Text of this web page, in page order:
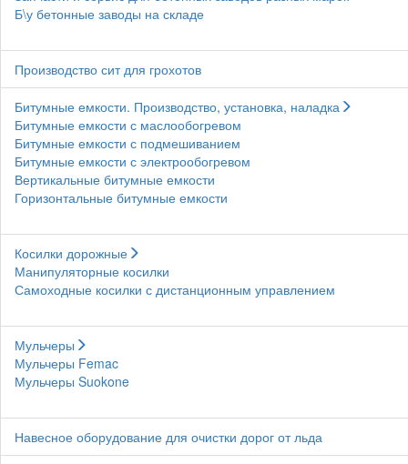
Б\у бетонные заводы на складе
Производство сит для грохотов
Битумные емкости. Производство, установка, наладка
Битумные емкости с маслообогревом
Битумные емкости с подмешиванием
Битумные емкости с электрообогревом
Вертикальные битумные емкости
Горизонтальные битумные емкости
Косилки дорожные
Манипуляторные косилки
Самоходные косилки с дистанционным управлением
Мульчеры
Мульчеры Femac
Мульчеры Suokone
Навесное оборудование для очистки дорог от льда